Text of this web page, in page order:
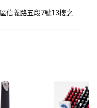
信義路五段7號13樓之